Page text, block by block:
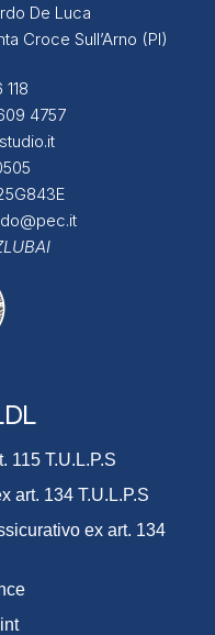
De Luca
Croce Sull’Arno (PI)
4757
115 T.U.L.P.S
art. 134 T.U.L.P.S
ex art. 134